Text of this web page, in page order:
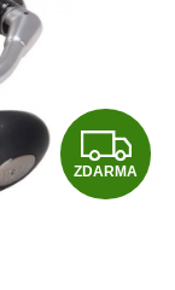
Z
D
ZDARMA